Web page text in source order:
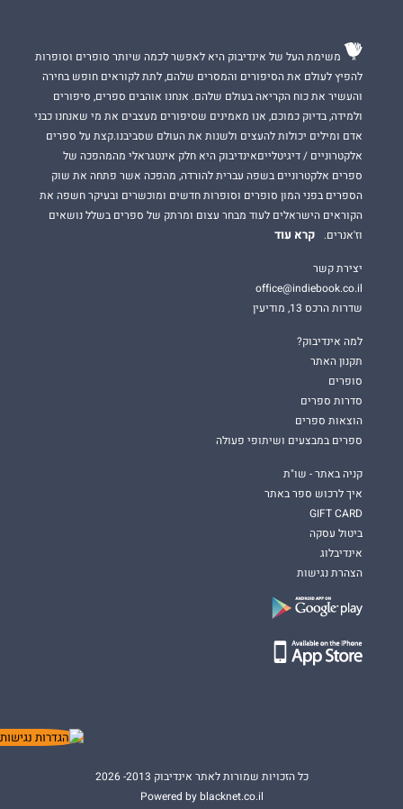
משימת העל של אינדיבוק היא לאפשר לכמה שיותר סופרים וסופרות
להפיץ לעולם את הסיפורים והמסרים שלהם, לתת לקוראים חופש בחירה
והעשיר את כוח הקריאה בעולם שלהם. אנחנו אוהבים ספרים, סיפורים
ולמידה, בדיוק כמוכם, אנו מאמינים שסיפורים מעצבים את מי שאנחנו כבני
אדם ומילים יכולות להעצים ולשנות את העולם שסביבנו.קצת על ספרים
אלקטרוניים / דיגיטלייםאינדיבוק היא חלק אינטגראלי מהמהפכה של
ספרים אלקטרוניים בשפה עברית להורדה, מהפכה אשר פתחה את שוק
הספרים בפני המון סופרים וסופרות חדשים ומוכשרים ובעיקר חשפה את
הקוראים הישראלים לעוד מבחר עצום ומרתק של ספרים בשלל נושאים
וז'אנרים.
קרא עוד
יצירת קשר
office@indiebook.co.il
שדרות הרכס 13, מודיעין
למה אינדיבוק?
תקנון האתר
סופרים
סדרות ספרים
הוצאות ספרים
ספרים במבצעים ושיתופי פעולה
קניה באתר - שו"ת
איך לרכוש ספר באתר
GIFT CARD
ביטול עסקה
אינדיבלוג
הצהרת נגישות
כל הזכויות שמורות לאתר אינדיבוק 2013- 2026
Powered by blacknet.co.il